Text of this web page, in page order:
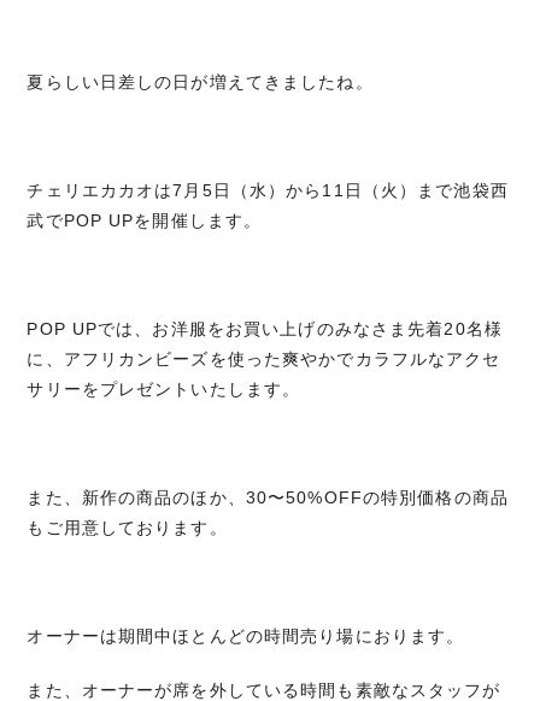
夏らしい日差しの日が増えてきましたね。
チェリエカカオは7月5日（水）から11日（火）まで池袋西
武でPOP UPを開催します。
POP UPでは、お洋服をお買い上げのみなさま先着20名様
に、アフリカンビーズを使った爽やかでカラフルなアクセ
サリーをプレゼントいたします。
また、新作の商品のほか、30〜50%OFFの特別価格の商品
もご用意しております。
オーナーは期間中ほとんどの時間売り場におります。
また、オーナーが席を外している時間も素敵なスタッフが